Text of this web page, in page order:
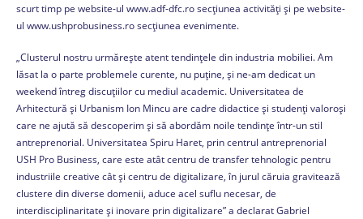
scurt timp pe website-ul www.adf-dfc.ro secțiunea activități și pe website-
ul www.ushprobusiness.ro secțiunea evenimente.
„Clusterul nostru urmărește atent tendințele din industria mobiliei. Am
lăsat la o parte problemele curente, nu puține, și ne-am dedicat un
weekend întreg discuțiilor cu mediul academic. Universitatea de
Arhitectură și Urbanism Ion Mincu are cadre didactice și studenți valoroși
care ne ajută să descoperim și să abordăm noile tendințe într-un stil
antreprenorial. Universitatea Spiru Haret, prin centrul antreprenorial
USH Pro Business, care este atât centru de transfer tehnologic pentru
industriile creative cât și centru de digitalizare, în jurul căruia gravitează
clustere din diverse domenii, aduce acel suflu necesar, de
interdisciplinaritate și inovare prin digitalizare” a declarat Gabriel